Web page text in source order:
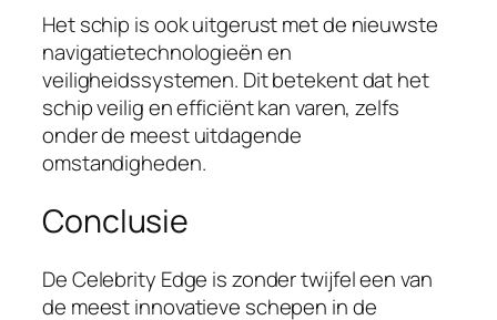
Het schip is ook uitgerust met de nieuwste
navigatietechnologieën en
veiligheidssystemen. Dit betekent dat het
schip veilig en efficiënt kan varen, zelfs
onder de meest uitdagende
omstandigheden.
Conclusie
De Celebrity Edge is zonder twijfel een van
de meest innovatieve schepen in de